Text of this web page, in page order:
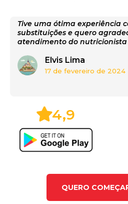
Tive uma ótima experiência
substituições e quero
atendimento do nutricionista
Elvis Lima
17 de fevereiro de 2024
4,9
QUERO